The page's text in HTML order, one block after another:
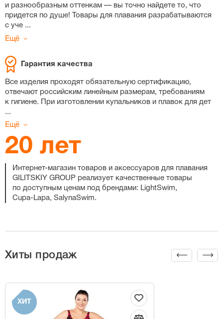
и разнообразным оттенкам — вы точно найдете то, что
придется по душе! Товары для плавания разрабатываются
с уче ...
Ещё
Гарантия качества
Все изделия проходят обязательную сертификацию,
отвечают российским линейным размерам, требованиям
к гигиене. При изготовлении купальников и плавок для дет
...
Ещё
20 лет
Интернет-магазин товаров и аксессуаров для плавания
GILITSKIY GROUP реализует качественные товары
по доступным ценам под брендами: LightSwim,
Cupa-Lapa, SalynaSwim.
Хиты продаж
ХИТ